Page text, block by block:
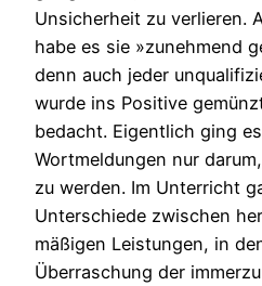
Unsicherheit zu verlieren.
habe es sie »zunehmend
denn auch jeder
wurde ins Positive
bedacht. Eigentlich ging
Wortmeldungen nur
zu werden. Im Unterricht
Unterschiede zwischen
mäßigen Leistungen, in
Überraschung der